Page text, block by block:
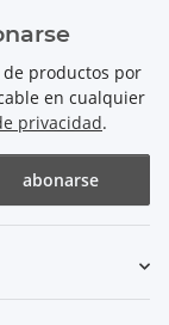
productos por
en cualquier
privacidad.
abonarse